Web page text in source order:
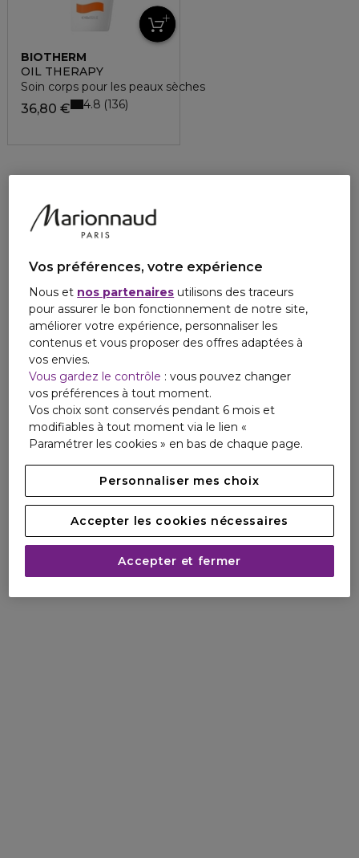
BIOTHERM
OIL THERAPY
Soin corps pour les peaux sèches
36,80 € 4.8 136
Vos préférences, votre expérience
Nous et nos partenaires utilisons des traceurs
pour assurer le bon fonctionnement de notre site,
améliorer votre expérience, personnaliser les
contenus et vous proposer des offres adaptées à
vos envies.
Vous gardez le contrôle : vous pouvez changer
vos préférences à tout moment.
Vos choix sont conservés pendant 6 mois et
modifiables à tout moment via le lien «
Paramétrer les cookies » en bas de chaque page.
Personnaliser mes choix
Accepter les cookies nécessaires
Accepter et fermer